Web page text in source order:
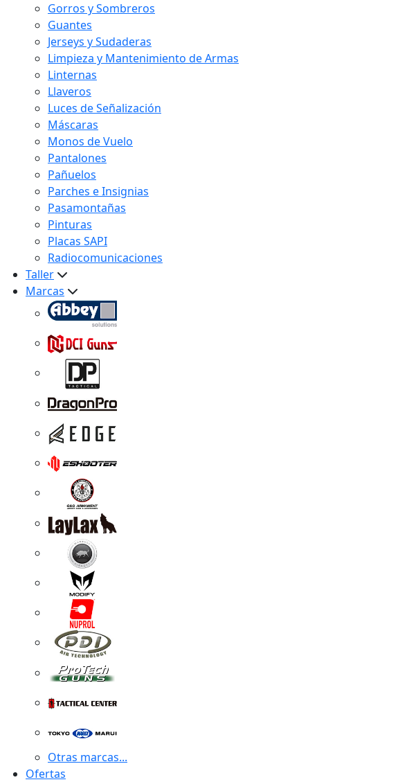
Gorros y Sombreros
Guantes
Jerseys y Sudaderas
Limpieza y Mantenimiento de Armas
Linternas
Llaveros
Luces de Señalización
Máscaras
Monos de Vuelo
Pantalones
Pañuelos
Parches e Insignias
Pasamontañas
Pinturas
Placas SAPI
Radiocomunicaciones
Taller
Marcas
Otras marcas...
Ofertas